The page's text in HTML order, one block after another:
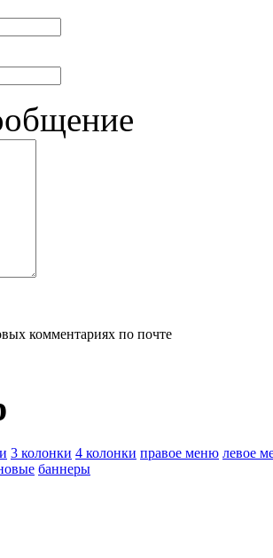
комментариях по почте
3 колонки 4 колонки правое меню левое
баннеры